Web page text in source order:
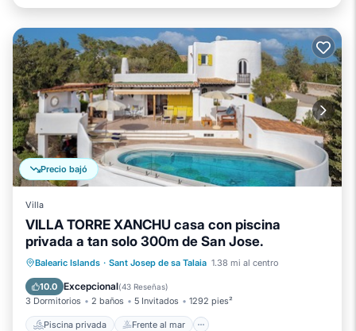
Precio bajó
Villa
VILLA TORRE XANCHU casa con piscina
privada a tan solo 300m de San Jose.
Balearic Islands · Sant Josep de sa Talaia 1.38 mi al centro
10.0 Excepcional(43 Reseñas)
3 Dormitorios 2 baños 5 Invitados 1292 pies²
Piscina privada Frente al mar
Piscina privada
Frente al mar
Chimenea/Calefacción